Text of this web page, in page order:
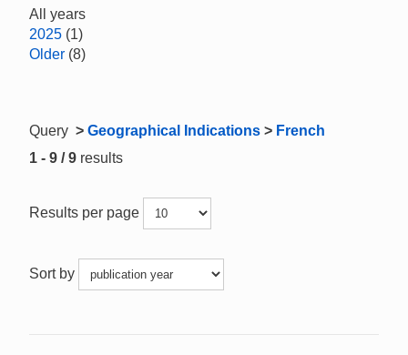
All years
2025 (1)
Older (8)
Query > Geographical Indications > French
1 - 9 / 9 results
Results per page
Sort by